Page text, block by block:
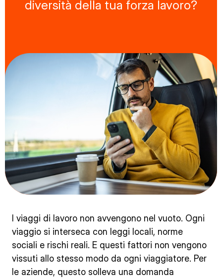
diversità della tua forza lavoro?
I viaggi di lavoro non avvengono nel vuoto. Ogni
viaggio si interseca con leggi locali, norme
sociali e rischi reali. E questi fattori non vengono
vissuti allo stesso modo da ogni viaggiatore. Per
le aziende, questo solleva una domanda